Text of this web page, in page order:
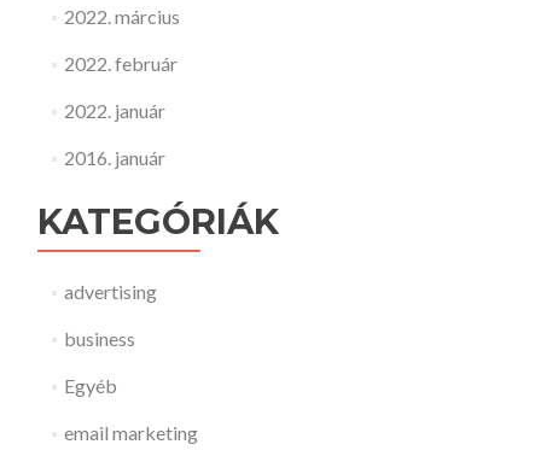
2022. március
2022. február
2022. január
2016. január
KATEGÓRIÁK
advertising
business
Egyéb
email marketing